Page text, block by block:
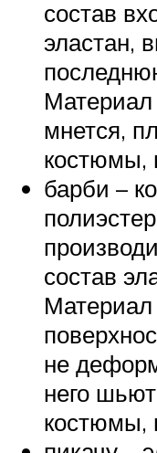
состав
эластан,
Материал
мнется,
костюмы,
барби –
состав
Материал
не
него
костюмы,